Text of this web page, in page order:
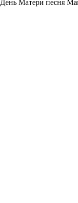
День Матери песня